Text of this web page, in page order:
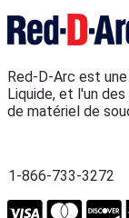
Red-D-Arc est
Liquide, et l'un
de matériel de
1-866-733-3272